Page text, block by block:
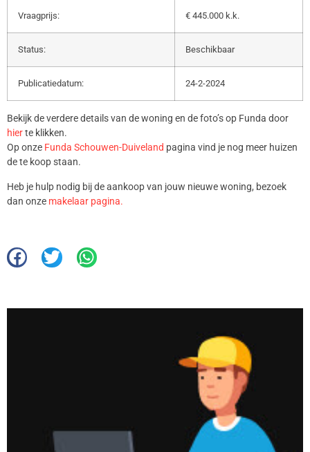
Vraagprijs: € 445.000 k.k.
Status: Beschikbaar
Publicatiedatum: 24-2-2024
Bekijk de verdere details van de woning en de foto’s op Funda door
hierte klikken.
Op onze Funda Schouwen-Duiveland pagina vind je nog meer huizen
de te koop staan.
Heb je hulp nodig bij de aankoop van jouw nieuwe woning, bezoek
dan onze makelaar pagina.